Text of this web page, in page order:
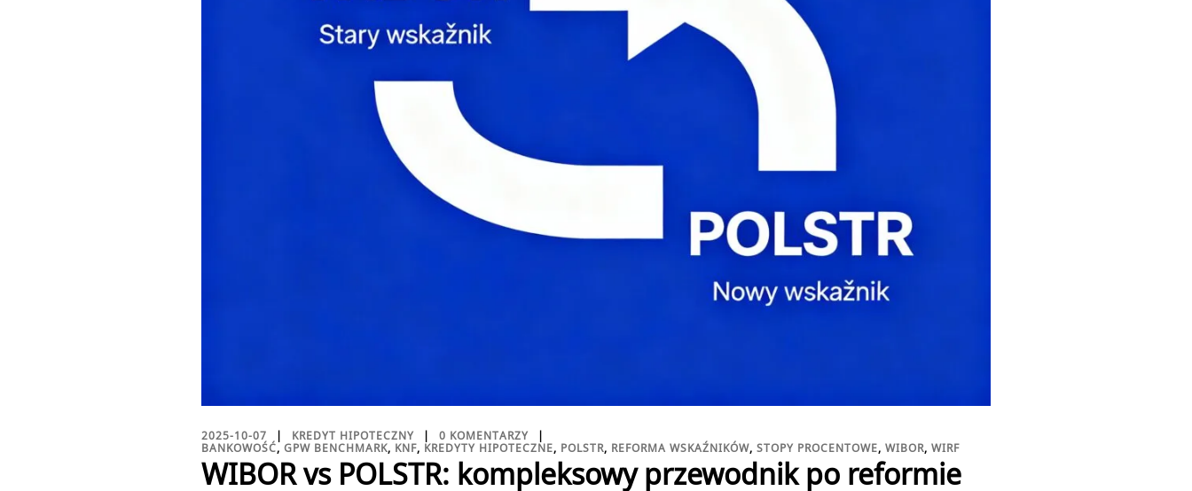
2025-10-07 KREDYT HIPOTECZNY
0 KOMENTARZY
BANKOWOŚĆ, GPW BENCHMARK, KNF, KREDYTY HIPOTECZNE, POLSTR, REFORMA WSKAŹNIKÓW, STOPY PROCENTOWE, WIBOR, WIRF
WIBOR vs POLSTR: kompleksowy przewodnik po reformie